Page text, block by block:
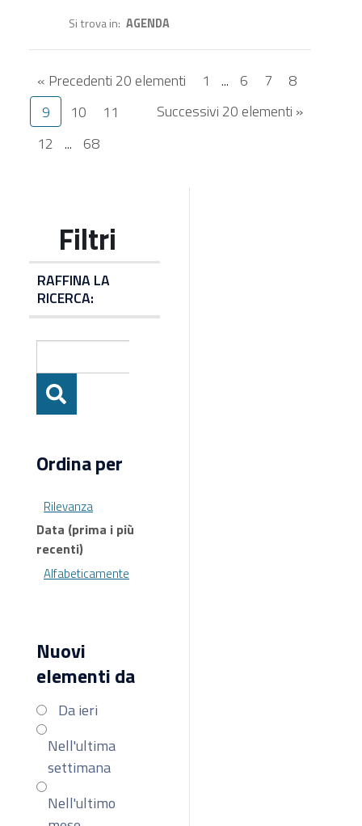
Si trova in AGENDA
« Precedenti 20 elementi
Successivi 20 elementi »
1 ... 6 7
8
9
10
11
12 ... 68
RAFFINA LA
RICERCA:
Ordina per
Rilevanza
Data (prima i più
recenti)
Alfabeticamente
Nuovi
elementi da
Da ieri
Nell'ultima
settimana
Nell'ultimo